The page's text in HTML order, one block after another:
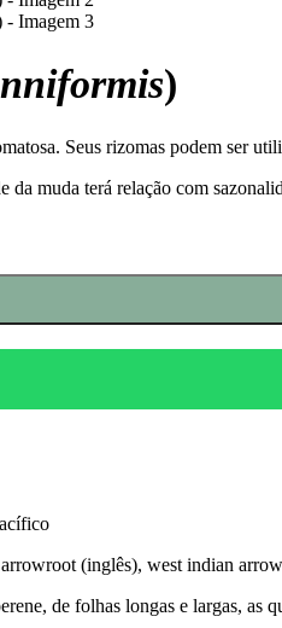
)
Seus rizomas podem ser
da muda terá relação com
(inglês), west indian
de folhas longas e largas, as